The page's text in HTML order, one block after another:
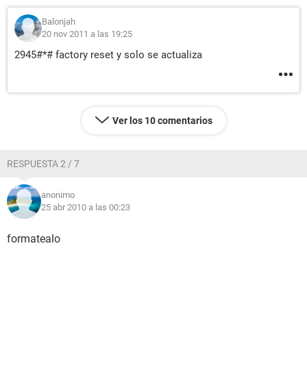
Balonjah
20 nov 2011 a las 19:25
2945#*# factory reset y solo se actualiza
Ver los 10 comentarios
RESPUESTA 2 / 7
anonimo
25 abr 2010 a las 00:23
formatealo